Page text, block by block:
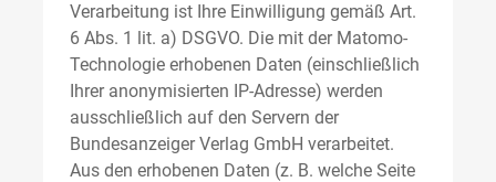
Verarbeitung ist Ihre Einwilligung gemäß Art.
6 Abs. 1 lit. a) DSGVO. Die mit der Matomo-
Technologie erhobenen Daten (einschließlich
Ihrer anonymisierten IP-Adresse) werden
ausschließlich auf den Servern der
Bundesanzeiger Verlag GmbH verarbeitet.
Aus den erhobenen Daten (z. B. welche Seite